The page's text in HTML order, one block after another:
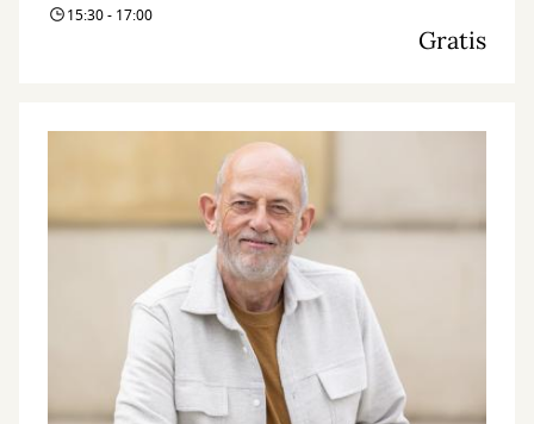
15:30 - 17:00
Gratis